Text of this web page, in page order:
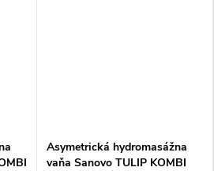
Asymetrická hydromasážna
vaňa Sanovo TULIP KOMBI